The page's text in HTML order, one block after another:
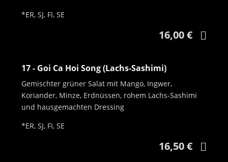
*ER, SJ, FI, SE
16,00 €
17 - Goi Ca Hoi Song (Lachs-Sashimi)
Gemischter grüner Salat mit Mango, Ingwer,
Koriander, Minze, Erdnüssen, rohem Lachs-Sashimi
und hausgemachten Dressing
*ER, SJ, FI, SE
16,50 €